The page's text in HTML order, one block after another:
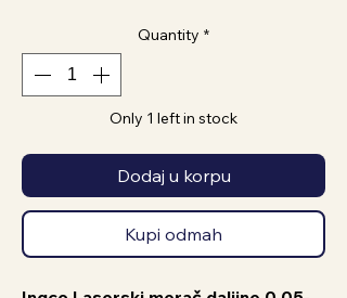
Quantity *
Only 1 left in stock
Dodaj u korpu
Kupi odmah